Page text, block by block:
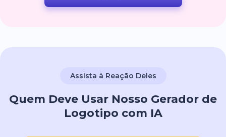
Assista à Reação Deles
Quem Deve Usar Nosso Gerador de
Logotipo com IA